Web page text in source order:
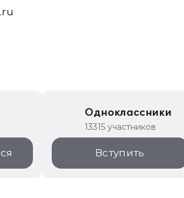
Одноклассники
13315 участников
Вступить